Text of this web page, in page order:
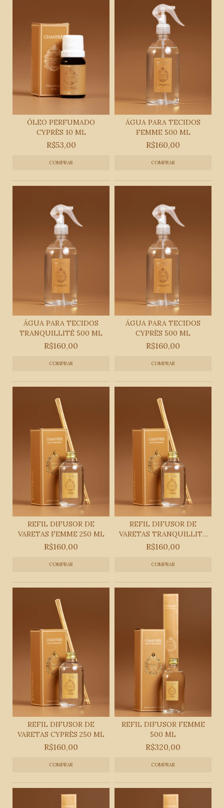
ÓLEO PERFUMADO
CYPRÈS 10 ML
R$53,00
ÁGUA PARA TECIDOS
FEMME 500 ML
R$160,00
ÁGUA PARA TECIDOS
TRANQUILLITÉ 500 ML
R$160,00
ÁGUA PARA TECIDOS
CYPRÈS 500 ML
R$160,00
REFIL DIFUSOR DE
VARETAS FEMME 250 ML
R$160,00
REFIL DIFUSOR DE
VARETAS TRANQUILLITÉ
25...
R$160,00
REFIL DIFUSOR DE
VARETAS CYPRÈS 250 ML
R$160,00
REFIL DIFUSOR FEMME
500 ML
R$320,00